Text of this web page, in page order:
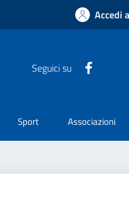
Accedi
Seguici su
Sport Associazioni